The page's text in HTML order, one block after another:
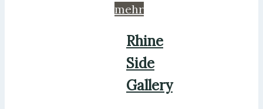
mehr
Rhine
Side
Gallery